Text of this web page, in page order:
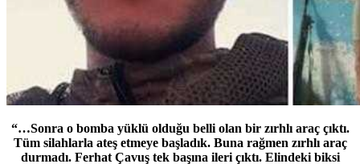
“…Sonra o bomba yüklü olduğu belli olan bir zırhlı araç çıktı.
Tüm silahlarla ateş etmeye başladık. Buna rağmen zırhlı araç
durmadı. Ferhat Çavuş tek başına ileri çıktı. Elindeki biksi